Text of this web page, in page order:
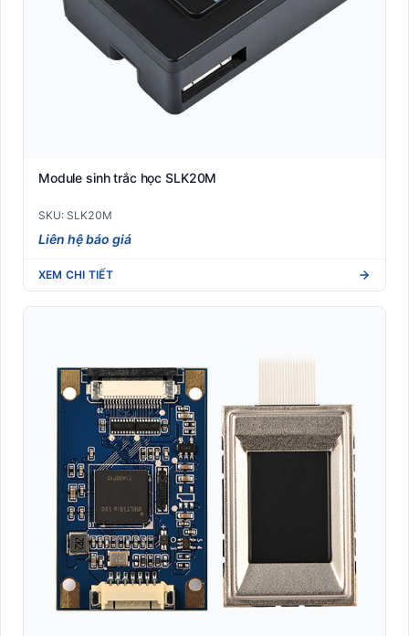
Module sinh trắc học SLK20M
SKU: SLK20M
Liên hệ báo giá
XEM CHI TIẾT